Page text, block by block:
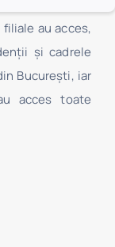
au acces,
şi cadrele
București, iar
acces toate